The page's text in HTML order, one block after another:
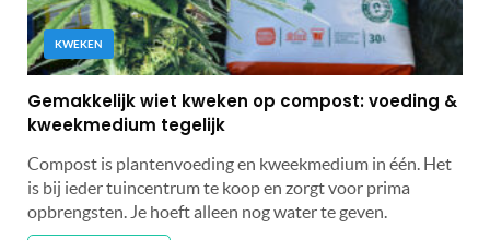
KWEKEN
Gemakkelijk wiet kweken op compost: voeding &
kweekmedium tegelijk
Compost is plantenvoeding en kweekmedium in één. Het
is bij ieder tuincentrum te koop en zorgt voor prima
opbrengsten. Je hoeft alleen nog water te geven.